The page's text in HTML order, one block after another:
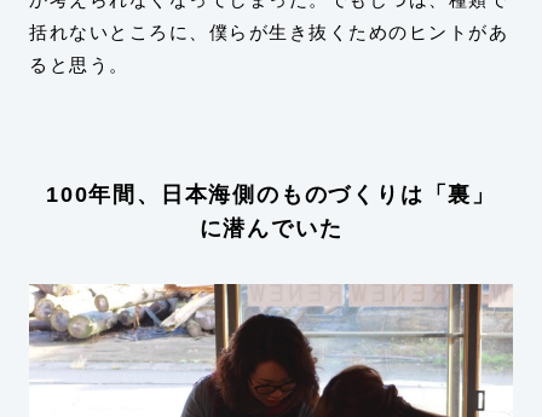
括れないところに、僕らが生き抜くためのヒントがあ
ると思う。
100年間、日本海側のものづくりは「裏」
に潜んでいた